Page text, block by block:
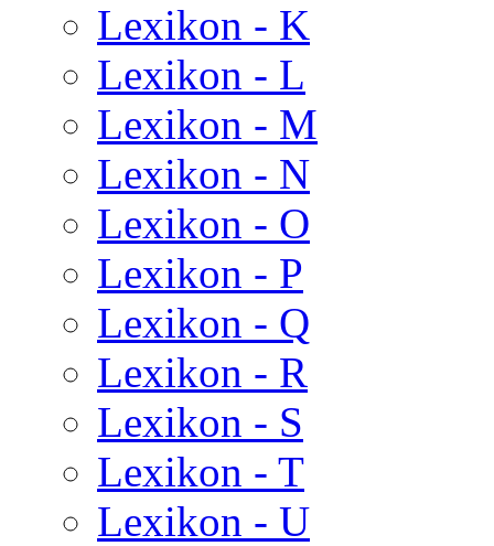
Lexikon - K
Lexikon - L
Lexikon - M
Lexikon - N
Lexikon - O
Lexikon - P
Lexikon - Q
Lexikon - R
Lexikon - S
Lexikon - T
Lexikon - U